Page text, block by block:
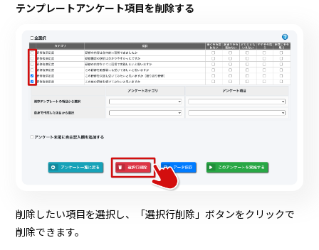
テンプレートアンケート項目を削除する
削除したい項目を選択し、「選択行削除」ボタンをクリックで
削除できます。